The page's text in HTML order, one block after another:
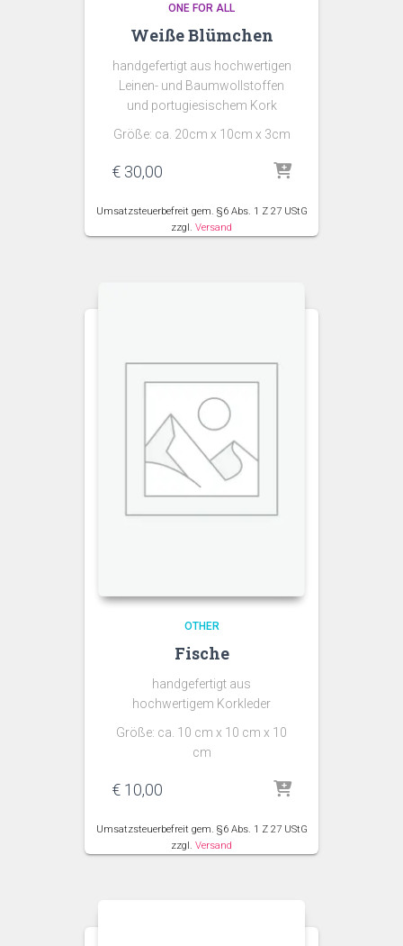
ONE FOR ALL
Weiße Blümchen
handgefertigt aus hochwertigen
Leinen- und Baumwollstoffen
und portugiesischem Kork
Größe: ca. 20cm x 10cm x 3cm
€ 30,00
Umsatzsteuerbefreit gem. §6 Abs. 1 Z 27 UStG
zzgl. Versand
OTHER
Fische
handgefertigt aus
hochwertigem Korkleder
Größe: ca. 10 cm x 10 cm x 10
cm
€ 10,00
Umsatzsteuerbefreit gem. §6 Abs. 1 Z 27 UStG
zzgl. Versand